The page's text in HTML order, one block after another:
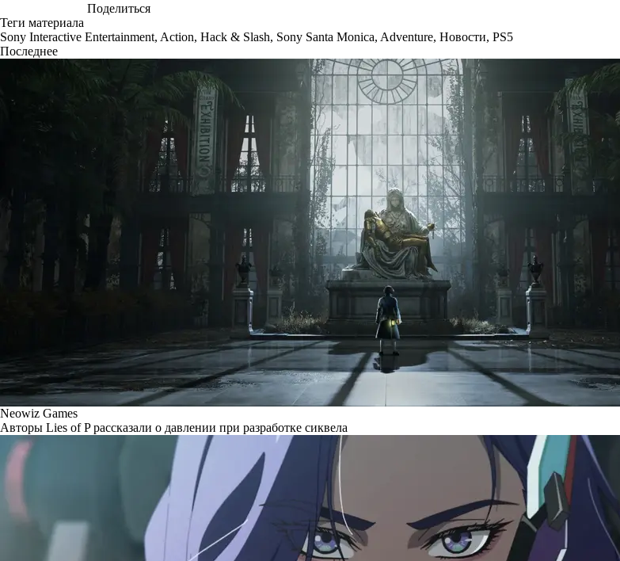
Поделиться
Теги материала
Sony Interactive Entertainment, Action, Hack & Slash, Sony Santa Monica, Adventure, Новости, PS5
Последнее
Neowiz Games
Авторы Lies of P рассказали о давлении при разработке сиквела